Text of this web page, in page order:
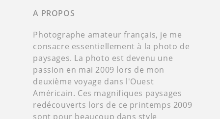
A PROPOS
Photographe amateur français, je me
consacre essentiellement à la photo de
paysages. La photo est devenu une
passion en mai 2009 lors de mon
deuxième voyage dans l'Ouest
Américain. Ces magnifiques paysages
redécouverts lors de ce printemps 2009
sont pour beaucoup dans style